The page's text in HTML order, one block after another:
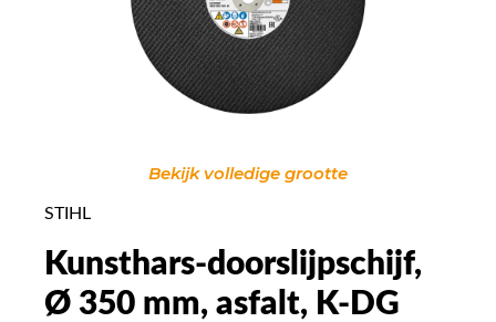
Bekijk volledige grootte
STIHL
Kunsthars-doorslijpschijf,
Ø 350 mm, asfalt, K-DG